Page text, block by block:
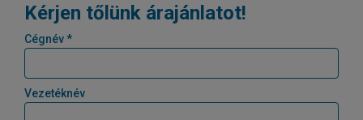
Kérjen tőlünk árajánlatot!
Cégnév *
Vezetéknév